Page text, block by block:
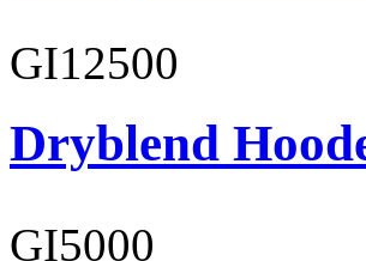
GI12500
Dryblend
GI5000